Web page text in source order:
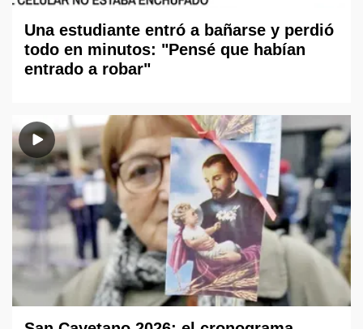
Una estudiante entró a bañarse y perdió
todo en minutos: "Pensé que habían
entrado a robar"